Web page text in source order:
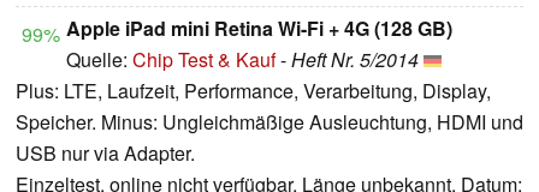
99% Apple iPad mini Retina Wi-Fi + 4G (128 GB)
Quelle: Chip Test & Kauf-Heft Nr. 5/2014
Plus: LTE, Laufzeit, Performance, Verarbeitung, Display,
Speicher. Minus: Ungleichmäßige Ausleuchtung, HDMI und
USB nur via Adapter.
Einzeltest, online nicht verfügbar, Länge unbekannt, Datum: